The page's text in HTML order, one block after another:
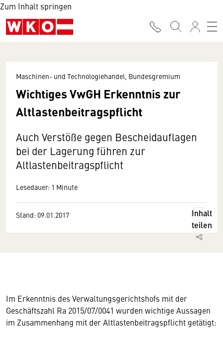
Zum Inhalt springen
Maschinen- und Technologiehandel, Bundesgremium
Wichtiges VwGH Erkenntnis zur
Altlastenbeitragspflicht
Auch Verstöße gegen Bescheidauflagen
bei der Lagerung führen zur
Altlastenbeitragspflicht
Lesedauer: 1 Minute
Stand: 09.01.2017
Inhalt
teilen
Im Erkenntnis des Verwaltungsgerichtshofs mit der
Geschäftszahl Ra 2015/07/0041 wurden wichtige Aussagen
im Zusammenhang mit der Altlastenbeitragspflicht getätigt: